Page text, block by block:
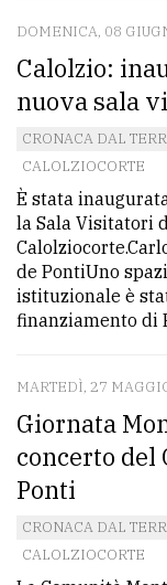
PRIVACY
policy
Cookie
policy
DOMENICA, 08
Calolzio:
nuova sala
CRONACA DAL
CALOLZIOCORTE
È stata
la Sala Visitatori
de PontiUno
istituzionale è
finanziamento di
MARTEDÌ, 27
Giornata
concerto del
Ponti
CRONACA DAL
CALOLZIOCORTE